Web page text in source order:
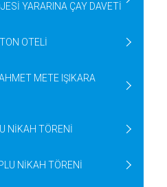
YARARINA ÇAY DAVETİ
OTELİ
METE IŞIKARA
NİKAH TÖRENİ
NİKAH TÖRENİ